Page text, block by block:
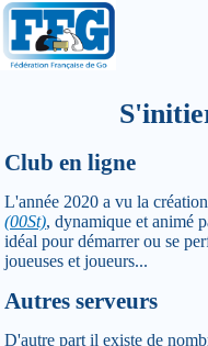
Club en ligne
L'année 2020 a vu la
(00St), dynamique et animé
idéal pour démarrer ou se
joueuses et joueurs...
Autres serveurs
D'autre part il existe de